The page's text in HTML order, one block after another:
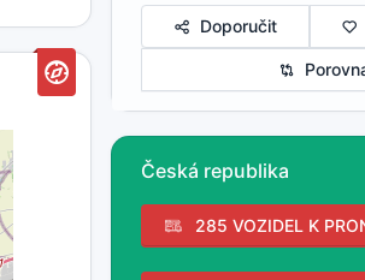
Doporučit
Česká republika
285 VOZIDEL K